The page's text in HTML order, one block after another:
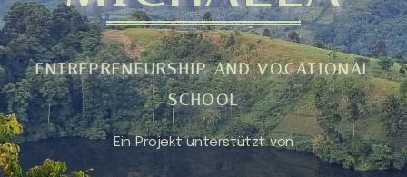
ENTREPRENEURSHIP AND VOCATIONAL
SCHOOL
Ein Projekt unterstützt von